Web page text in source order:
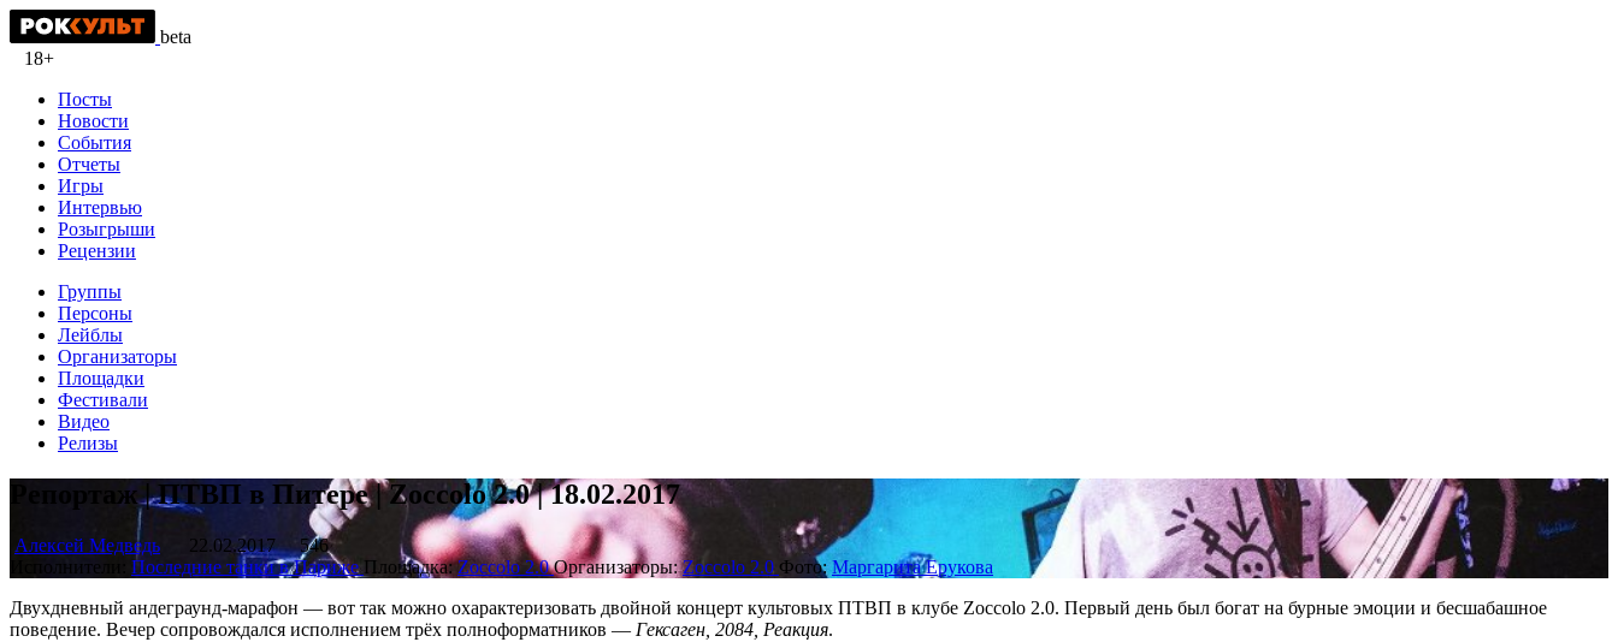
beta
18+
Посты
Новости
События
Отчеты
Игры
Интервью
Розыгрыши
Рецензии
Группы
Персоны
Лейблы
Организаторы
Площадки
Фестивали
Видео
Релизы
Репортаж | ПТВП в Питере | Zoccolo 2.0 | 18.02.2017
Алексей Медведь 22.02.2017
546
Исполнители: Последние танки в ПарижеПлощадка:Zoccolo 2.0Организаторы:Zoccolo 2.0 Фото:Маргарита Ерукова
Двухдневный андеграунд-марафон — вот так можно охарактеризовать двойной концерт культовых ПТВП в клубе Zoccolo 2.0. Первый день был богат на бурные эмоции и бесшабашное
поведение. Вечер сопровождался исполнением трёх полноформатников — Гексаген, 2084, Реакция.